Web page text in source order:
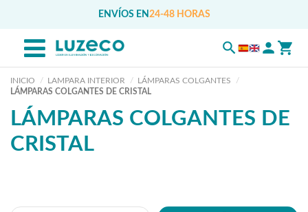
ENVÍOS EN 24-48 HORAS
INICIO LAMPARA INTERIOR
LÁMPARAS COLGANTES
LÁMPARAS COLGANTES DE CRISTAL
LÁMPARAS COLGANTES DE
CRISTAL